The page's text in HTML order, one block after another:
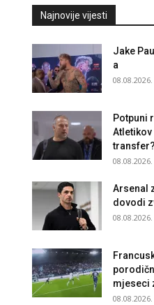
Najnovije vijesti
Jake
a
Potpuni
Arsenal
dovodi
mjeseci